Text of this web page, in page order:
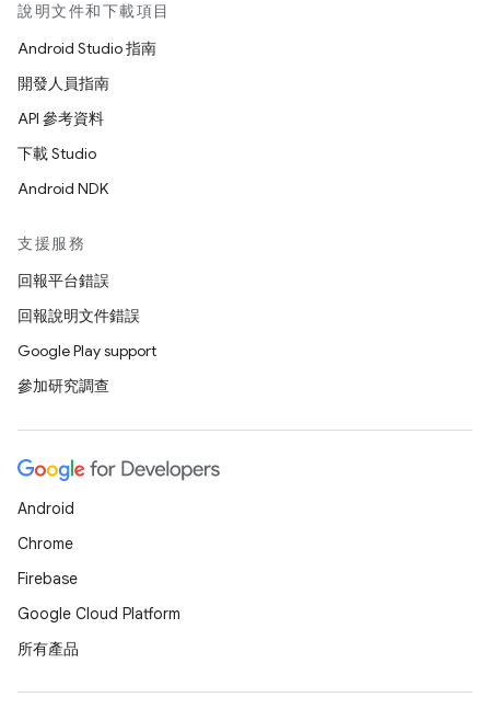
說明文件和下載項目
Android Studio 指南
開發人員指南
API 參考資料
下載 Studio
Android NDK
支援服務
回報平台錯誤
回報說明文件錯誤
Google Play support
參加研究調查
Android
Chrome
Firebase
Google Cloud Platform
所有產品